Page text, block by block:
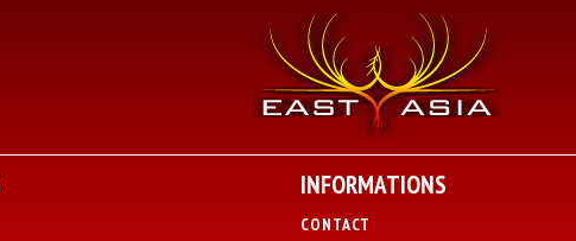
INFORMATIONS
CONTACT